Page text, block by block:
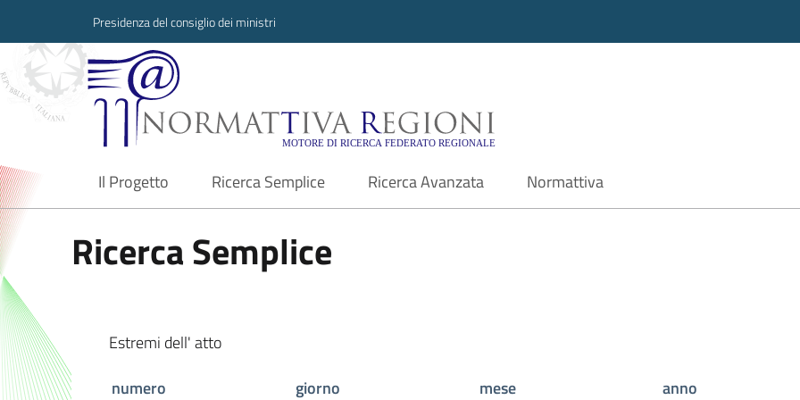
Presidenza del consiglio dei ministri
Normattiva Regioni - Motore di ricerca
Il Progetto
current Ricerca Semplice Ricerca Avanzata Normattiva
Ricerca Semplice
Estremi dell' atto
numero
giorno mese
anno